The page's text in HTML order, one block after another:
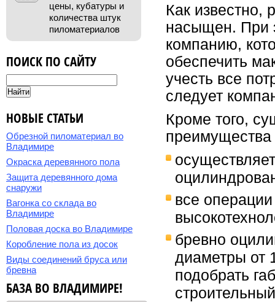
цены, кубатуры и
количества штук
пиломатериалов
ПОИСК ПО САЙТУ
НОВЫЕ СТАТЬИ
Обрезной пиломатериал во
Владимире
Окраска деревянного пола
Защита деревянного дома
снаружи
Вагонка со склада во
Владимире
Половая доска во Владимире
Коробление пола из досок
Виды соединений бруса или
бревна
БАЗА ВО ВЛАДИМИРЕ!
Как известно,
насыщен. При
компанию,
обеспечить
учесть все
следует
Кроме того,
преимущества
все
бревно
диаметры от
подобрать